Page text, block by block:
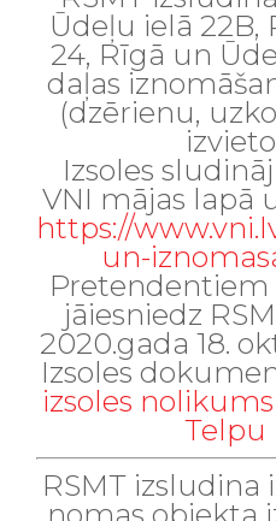
Ūdeļu ielā 22B,
24, Rīgā un
daļas
(dzērienu,
Izsoles
VNI mājas lapā
https://
un-
jāiesniedz
2020.gada 18.
Izsoles
izsoles nolikums
Telpu
RSMT izsludina